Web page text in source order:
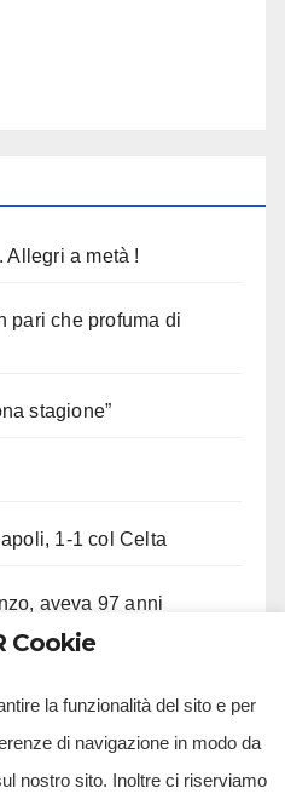
Allegri a metà !
pari che profuma di
stagione”
1-1 col Celta
aveva 97 anni
Cookie
la funzionalità del sito e per
di navigazione in modo da
nostro sito. Inoltre ci riserviamo